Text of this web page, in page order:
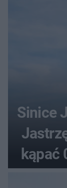
Sinice
kąpać